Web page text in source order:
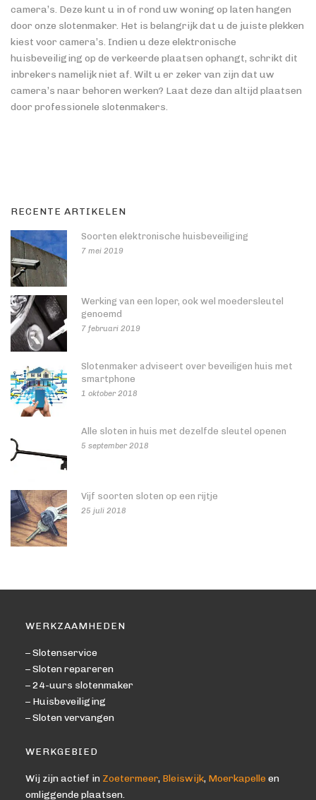
camera’s. Deze kunt u in of rond uw woning op laten hangen
door onze slotenmaker. Het is belangrijk dat u de juiste plekken
kiest voor camera’s. Indien u deze elektronische
huisbeveiliging op de verkeerde plaatsen ophangt, schrikt dit
inbrekers namelijk niet af. Wilt u er zeker van zijn dat uw
camera’s naar behoren werken? Laat deze dan altijd plaatsen
door professionele slotenmakers.
RECENTE ARTIKELEN
Soorten elektronische huisbeveiliging
7 mei 2019
Werking van een loper, ook wel moedersleutel
genoemd
7 februari 2019
Slotenmaker adviseert over beveiligen huis met
smartphone
1 oktober 2018
Alle sloten in huis met dezelfde sleutel openen
5 september 2018
Vijf soorten sloten op een rijtje
25 juli 2018
WERKZAAMHEDEN
– Slotenservice
– Sloten repareren
– 24-uurs slotenmaker
– Huisbeveiliging
– Sloten vervangen
WERKGEBIED
Wij zijn actief in Zoetermeer, Bleiswijk, Moerkapelle en
omliggende plaatsen.